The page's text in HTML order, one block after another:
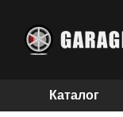
Каталог